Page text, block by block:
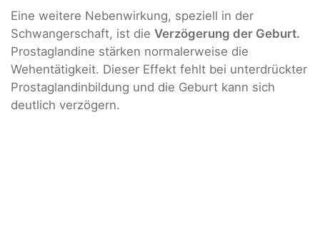
Eine weitere Nebenwirkung, speziell in der
Schwangerschaft, ist die Verzögerung der Geburt.
Prostaglandine stärken normalerweise die
Wehentätigkeit. Dieser Effekt fehlt bei unterdrückter
Prostaglandinbildung und die Geburt kann sich
deutlich verzögern.